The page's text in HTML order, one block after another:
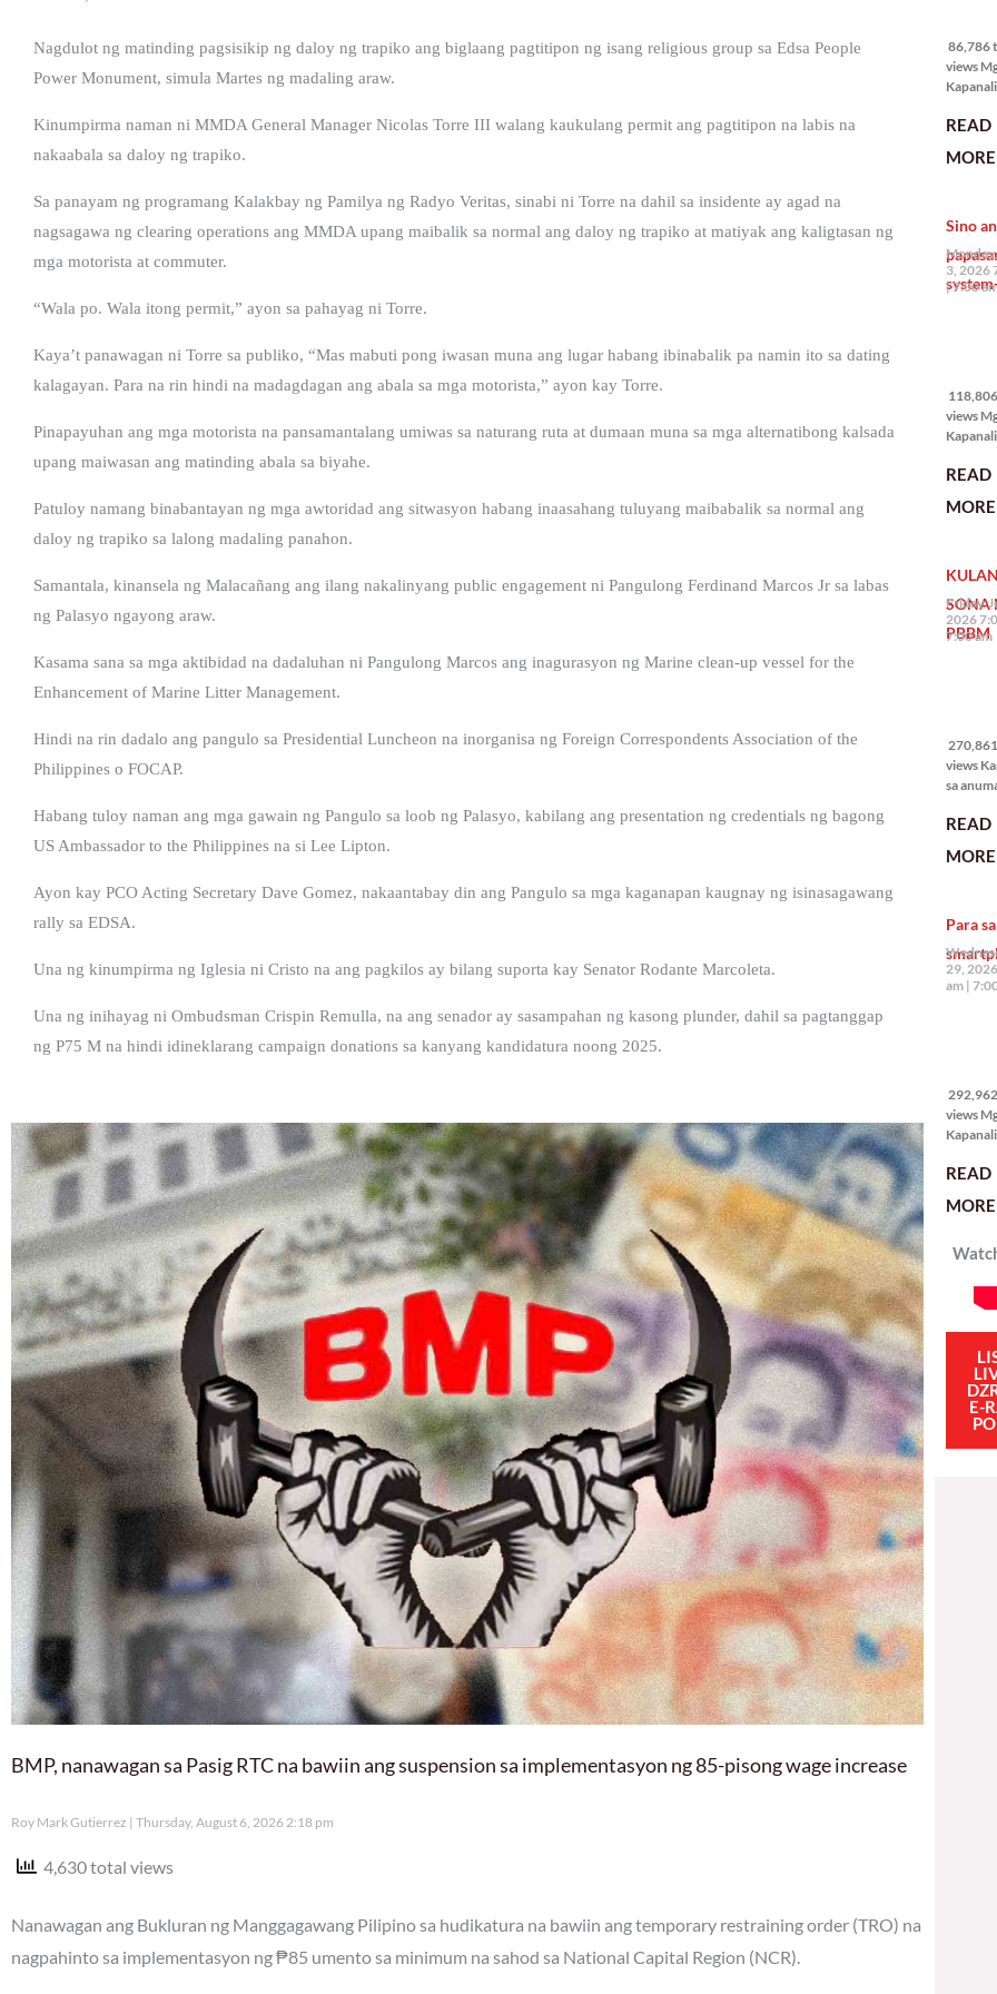
Nagdulot ng matinding pagsisikip ng daloy ng trapiko ang biglaang pagtitipon ng isang religious group sa Edsa People
Power Monument, simula Martes ng madaling araw.
Kinumpirma naman ni MMDA General Manager Nicolas Torre III walang kaukulang permit ang pagtitipon na labis na
nakaabala sa daloy ng trapiko.
Sa panayam ng programang Kalakbay ng Pamilya ng Radyo Veritas, sinabi ni Torre na dahil sa insidente ay agad na
nagsagawa ng clearing operations ang MMDA upang maibalik sa normal ang daloy ng trapiko at matiyak ang kaligtasan ng
mga motorista at commuter.
“Wala po. Wala itong permit,” ayon sa pahayag ni Torre.
Kaya’t panawagan ni Torre sa publiko, “Mas mabuti pong iwasan muna ang lugar habang ibinabalik pa namin ito sa dating
kalagayan. Para na rin hindi na madagdagan ang abala sa mga motorista,” ayon kay Torre.
Pinapayuhan ang mga motorista na pansamantalang umiwas sa naturang ruta at dumaan muna sa mga alternatibong kalsada
upang maiwasan ang matinding abala sa biyahe.
Patuloy namang binabantayan ng mga awtoridad ang sitwasyon habang inaasahang tuluyang maibabalik sa normal ang
daloy ng trapiko sa lalong madaling panahon.
Samantala, kinansela ng Malacañang ang ilang nakalinyang public engagement ni Pangulong Ferdinand Marcos Jr sa labas
ng Palasyo ngayong araw.
Kasama sana sa mga aktibidad na dadaluhan ni Pangulong Marcos ang inagurasyon ng Marine clean-up vessel for the
Enhancement of Marine Litter Management.
Hindi na rin dadalo ang pangulo sa Presidential Luncheon na inorganisa ng Foreign Correspondents Association of the
Philippines o FOCAP.
Habang tuloy naman ang mga gawain ng Pangulo sa loob ng Palasyo, kabilang ang presentation ng credentials ng bagong
US Ambassador to the Philippines na si Lee Lipton.
Ayon kay PCO Acting Secretary Dave Gomez, nakaantabay din ang Pangulo sa mga kaganapan kaugnay ng isinasagawang
rally sa EDSA.
Una ng kinumpirma ng Iglesia ni Cristo na ang pagkilos ay bilang suporta kay Senator Rodante Marcoleta.
Una ng inihayag ni Ombudsman Crispin Remulla, na ang senador ay sasampahan ng kasong plunder, dahil sa pagtanggap
ng P75 M na hindi idineklarang campaign donations sa kanyang kandidatura noong 2025.
BMP, nanawagan sa Pasig RTC na bawiin ang suspension sa implementasyon ng 85-pisong wage increase
Roy Mark Gutierrez Thursday, August 6, 2026 2:18 pm
4,630 total views
Nanawagan ang Bukluran ng Manggagawang Pilipino sa hudikatura na bawiin ang temporary restraining order (TRO) na
nagpahinto sa implementasyon ng ₱85 umento sa minimum na sahod sa National Capital Region (NCR).
86,786
views
Japanese
the
bahay
READ
MORE
Sino
3, 2026
7:00
views
State of
Marcos
READ
MORE
SONA
PBBM
Friday,
2026
7:00 am
views
sa
planong
usapin
sadyang
READ
MORE
Para
29,
am
views
manalo ng
Ganito
social
mahigit
READ
MORE
E-